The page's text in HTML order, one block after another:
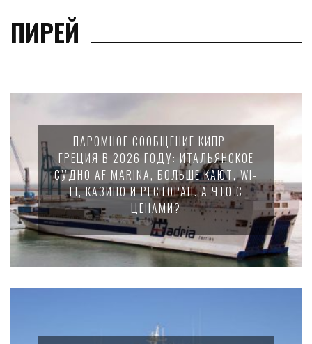
ПИРЕЙ
ПАРОМНОЕ СООБЩЕНИЕ КИПР —
ГРЕЦИЯ В 2026 ГОДУ: ИТАЛЬЯНСКОЕ
СУДНО AF MARINA, БОЛЬШЕ КАЮТ, WI-
FI, КАЗИНО И РЕСТОРАН. А ЧТО С
ЦЕНАМИ?